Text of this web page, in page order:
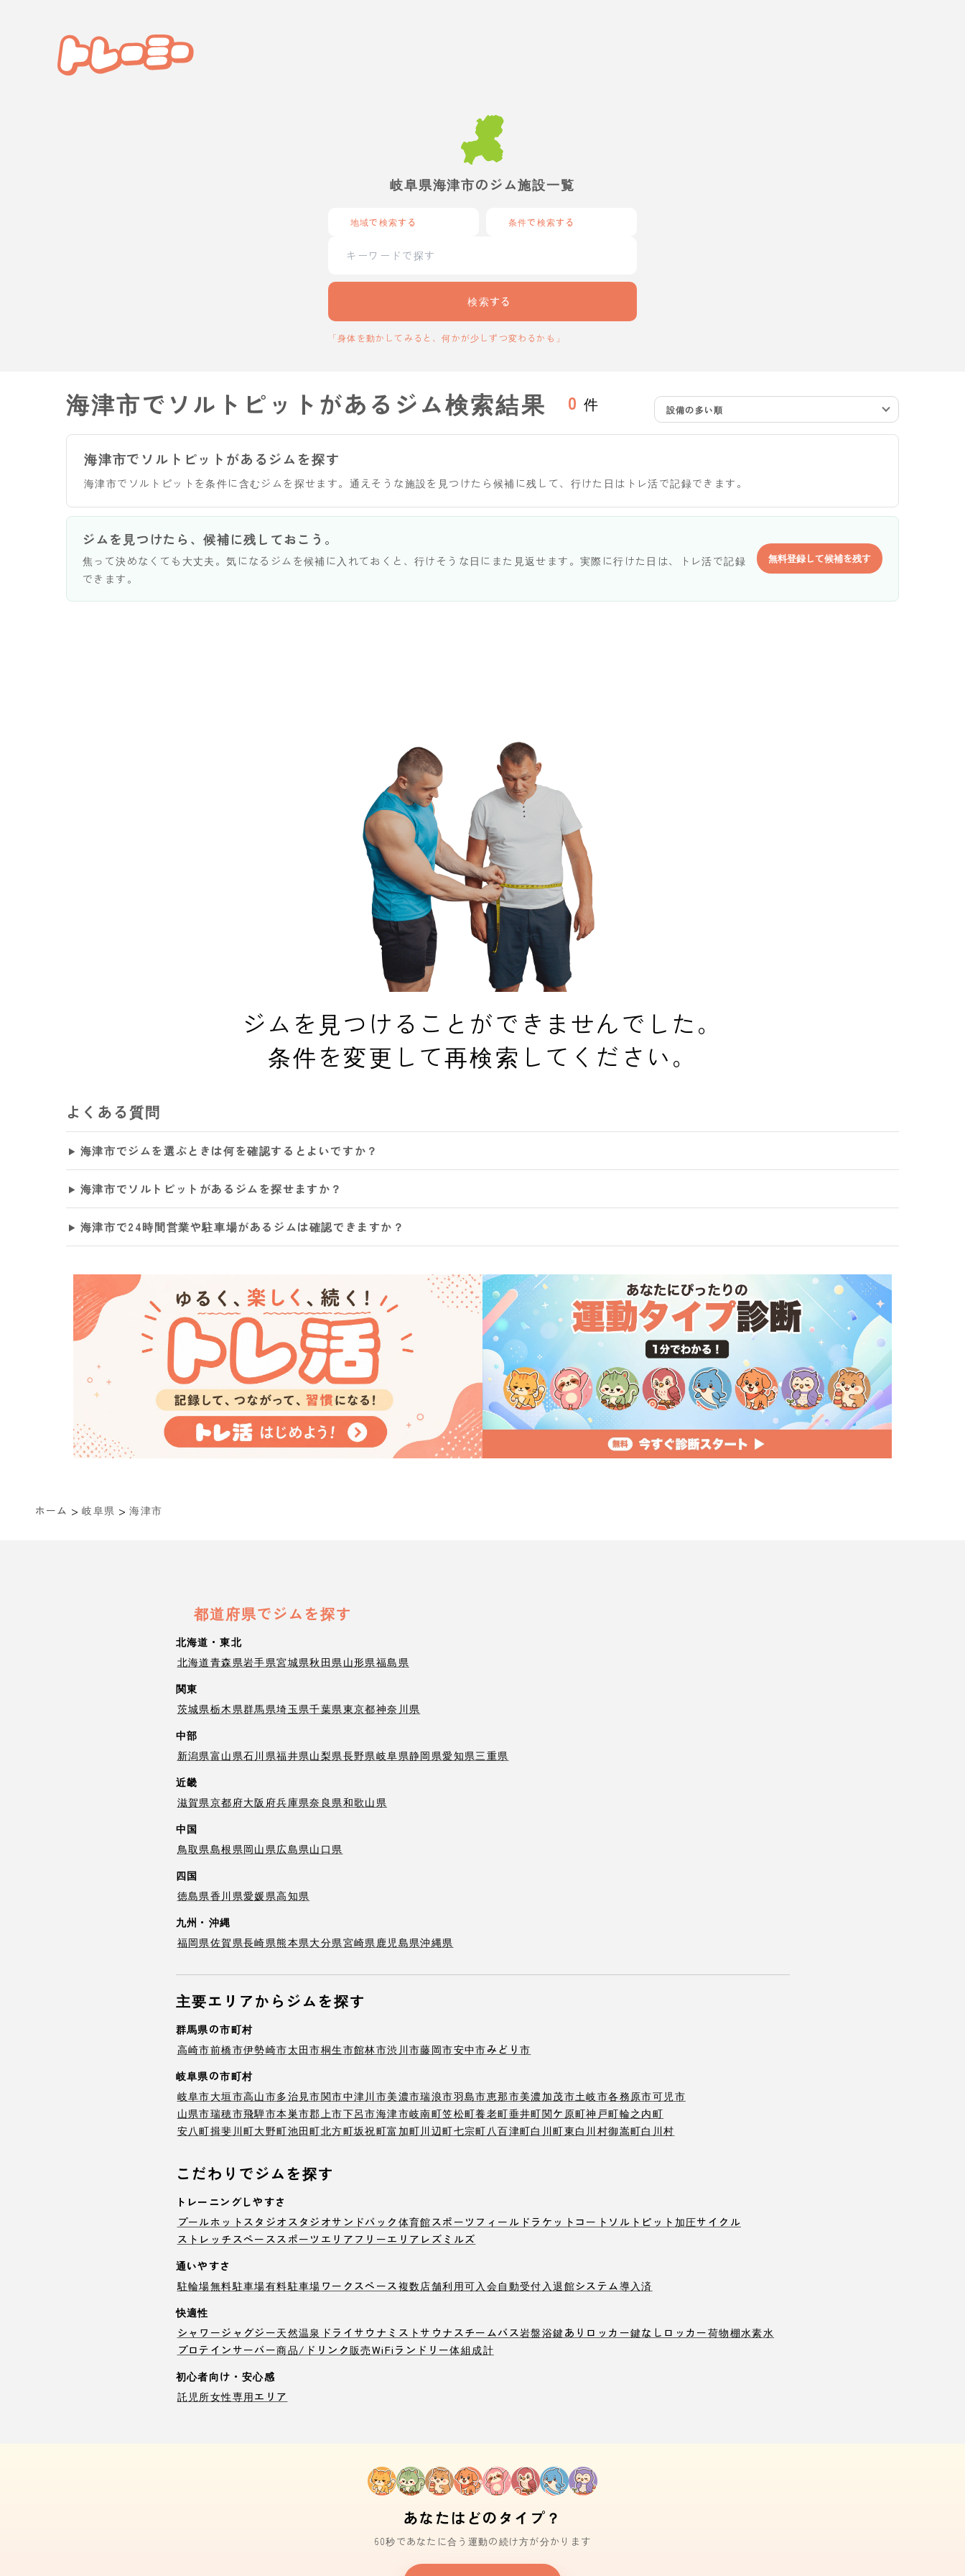
岐阜県海津市のジム施設一覧
地域で検索する 条件で検索する
検索する
「身体を動かしてみると、何かが少しずつ変わるかも」
海津市でソルトピットがあるジム検索結果 0 件 設備の多い順
海津市でソルトピットがあるジムを探す
海津市でソルトピットを条件に含むジムを探せます。通えそうな施設を見つけたら候補に残して、行けた日はトレ活で記録できます。
ジムを見つけたら、候補に残しておこう。
焦って決めなくても大丈夫。気になるジムを候補に入れておくと、行けそうな日にまた見返せます。実際に行けた日は、トレ活で記録
できます。
無料登録して候補を残す
ジムを見つけることができませんでした。
条件を変更して再検索してください。
よくある質問
海津市でジムを選ぶときは何を確認するとよいですか？
海津市でソルトピットがあるジムを探せますか？
海津市で24時間営業や駐車場があるジムは確認できますか？
ホーム > 岐阜県 > 海津市
都道府県でジムを探す
北海道・東北
北海道青森県岩手県宮城県秋田県山形県福島県
関東
茨城県栃木県群馬県埼玉県千葉県東京都神奈川県
中部
新潟県富山県石川県福井県山梨県長野県岐阜県静岡県愛知県三重県
近畿
滋賀県京都府大阪府兵庫県奈良県和歌山県
中国
鳥取県島根県岡山県広島県山口県
四国
徳島県香川県愛媛県高知県
九州・沖縄
福岡県佐賀県長崎県熊本県大分県宮崎県鹿児島県沖縄県
主要エリアからジムを探す
群馬県の市町村
高崎市前橋市伊勢崎市太田市桐生市館林市渋川市藤岡市安中市みどり市
岐阜県の市町村
岐阜市大垣市高山市多治見市関市中津川市美濃市瑞浪市羽島市恵那市美濃加茂市土岐市各務原市可児市
山県市瑞穂市飛騨市本巣市郡上市下呂市海津市岐南町笠松町養老町垂井町関ケ原町神戸町輪之内町
安八町揖斐川町大野町池田町北方町坂祝町富加町川辺町七宗町 八百津町白川町東白川村御嵩町白川村
こだわりでジムを探す
トレーニングしやすさ
プールホットスタジオ スタジオサンドバック 体育館スポーツフィールド ラケットコート ソルトピット 加圧サイクル
ストレッチスペーススポーツエリア フリーエリア レズミルズ
通いやすさ
駐輪場無料駐車場有料駐車場 ワークスペース複数店舗利用可入会自動受付 入退館システム導入済
快適性
シャワージャグジー天然温泉 ドライサウナ ミストサウナ スチームバス岩盤浴鍵ありロッカー鍵なしロッカー荷物棚水素水
プロテインサーバー商品/ドリンク販売WiFi ランドリー体組成計
初心者向け・安心感
託児所女性専用エリア
あなたはどのタイプ？
60秒であなたに合う運動の続け方が分かります